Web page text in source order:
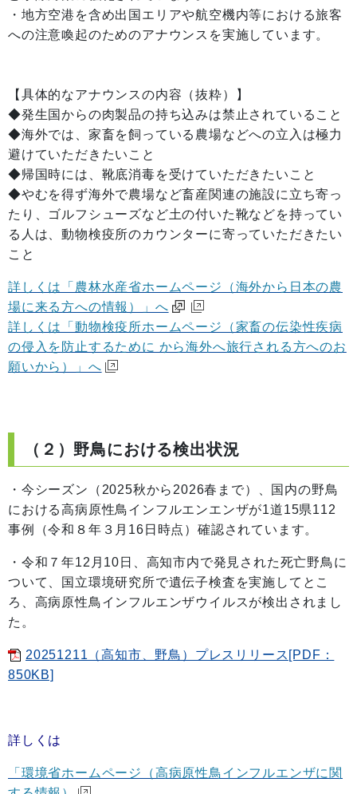
・地方空港を含め出国エリアや航空機内等における旅客
への注意喚起のためのアナウンスを実施しています。
【具体的なアナウンスの内容（抜粋）】
◆発生国からの肉製品の持ち込みは禁止されていること
◆海外では、家畜を飼っている農場などへの立入は極力
避けていただきたいこと
◆帰国時には、靴底消毒を受けていただきたいこと
◆やむを得ず海外で農場など畜産関連の施設に立ち寄っ
たり、ゴルフシューズなど土の付いた靴などを持ってい
る人は、動物検疫所のカウンターに寄っていただきたい
こと
詳しくは「農林水産省ホームページ（海外から日本の農
場に来る方への情報）」へ
詳しくは「動物検疫所ホームページ（家畜の伝染性疾病
の侵入を防止するために から海外へ旅行される方へのお
願いから）」へ
（２）野鳥における検出状況
・今シーズン（2025秋から2026春まで）、国内の野鳥
における高病原性鳥インフルエンエンザが1道15県112
事例（令和８年３月16日時点）確認されています。
・令和７年12月10日、高知市内で発見された死亡野鳥に
ついて、国立環境研究所で遺伝子検査を実施してとこ
ろ、高病原性鳥インフルエンザウイルスが検出されまし
た。
20251211（高知市、野鳥）プレスリリース[PDF：
850KB]
詳しくは
「環境省ホームページ（高病原性鳥インフルエンザに関